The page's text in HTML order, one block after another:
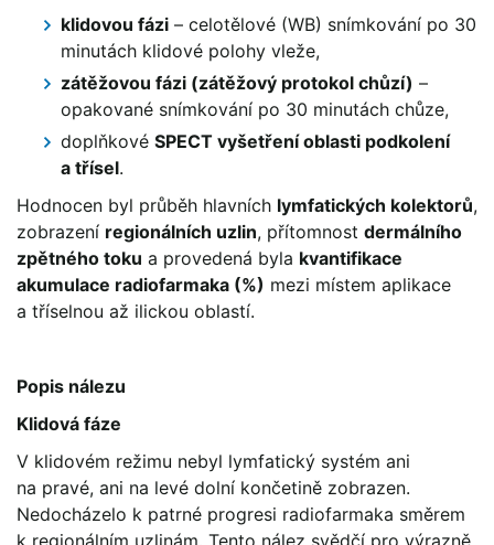
klidovou fázi – celotělové (WB) snímkování po 30
minutách klidové polohy vleže,
zátěžovou fázi (zátěžový protokol chůzí) –
opakované snímkování po 30 minutách chůze,
doplňkové SPECT vyšetření oblasti podkolení
a třísel.
Hodnocen byl průběh hlavních lymfatických kolektorů,
zobrazení regionálních uzlin, přítomnost dermálního
zpětného toku a provedená byla kvantifikace
akumulace radiofarmaka (%) mezi místem aplikace
a tříselnou až ilickou oblastí.
Popis nálezu
Klidová fáze
V klidovém režimu nebyl lymfatický systém ani
na pravé, ani na levé dolní končetině zobrazen.
Nedocházelo k patrné progresi radiofarmaka směrem